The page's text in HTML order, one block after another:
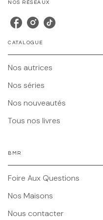
NOS RÉSEAUX
CATALOGUE
Nos autrices
Nos séries
Nos nouveautés
Tous nos livres
BMR
Foire Aux Questions
Nos Maisons
Nous contacter